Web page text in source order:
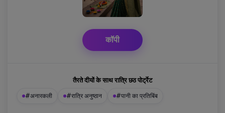
कॉपी
तैरते दीयों के साथ रात्रि छठ पोर्ट्रेट
#अनारकली #रात्रि अनुष्ठान #पानी का प्रतिबिंब